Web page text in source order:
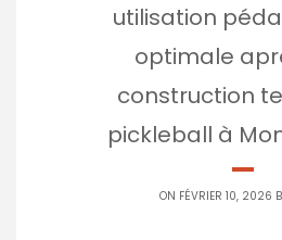
utilisation
optimale
construction
pickleball à
ON FÉVRIER 10, 2026